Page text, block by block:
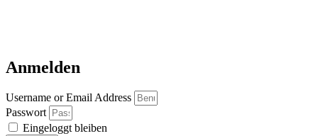
Anmelden
Username or Email Address
Passwort
Eingeloggt bleiben